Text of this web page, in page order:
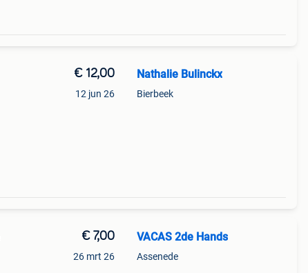
€ 12,00
12 jun 26
Nathalie Bulinckx
Bierbeek
€ 7,00
26 mrt 26
VACAS 2de Hands
Assenede